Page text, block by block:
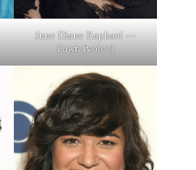
June Diane Raphael —
Fawn (voice)